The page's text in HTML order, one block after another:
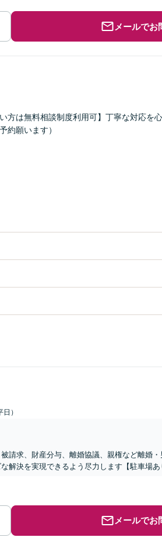
メールでお
方は無料相談制度利用可】丁寧な対応を
約願います）
）
請求、財産分与、離婚協議、親権など離婚
解決を実現できるよう尽力します【駐車場あ
メールでお